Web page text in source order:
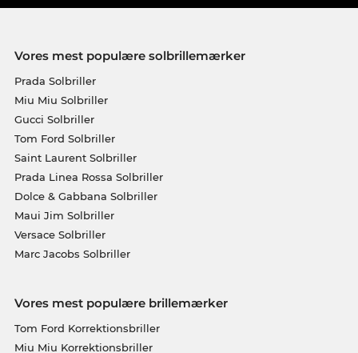
Vores mest populære solbrillemærker
Prada Solbriller
Miu Miu Solbriller
Gucci Solbriller
Tom Ford Solbriller
Saint Laurent Solbriller
Prada Linea Rossa Solbriller
Dolce & Gabbana Solbriller
Maui Jim Solbriller
Versace Solbriller
Marc Jacobs Solbriller
Vores mest populære brillemærker
Tom Ford Korrektionsbriller
Miu Miu Korrektionsbriller